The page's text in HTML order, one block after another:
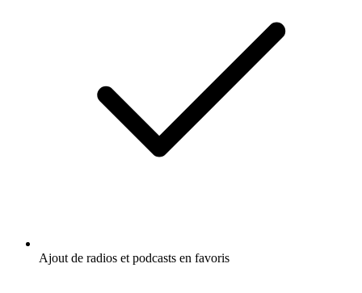
Ajout de radios et podcasts en favoris